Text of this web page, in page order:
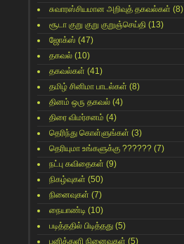
சுவாரஸ்சியமான அறிவுத் தகவல்கள் (8)
சூடா குறு குறு குறுஞ்செய்தி (13)
ஜோக்ஸ் (47)
தகவல் (10)
தகவல்கள் (41)
தமிழ் சினிமா பாடல்கள் (8)
தினம் ஒரு தகவல் (4)
திரை விமர்சனம் (4)
தெரிந்து கொள்ளுங்கள் (3)
தெரியுமா உங்களுக்கு ?????? (7)
நட்பு கவிதைகள் (9)
நிகழ்வுகள் (50)
நினைவுகள் (7)
நையாண்டி (10)
படித்ததில் பிடித்தது (5)
பனித்துளி நினைவுகள் (5)